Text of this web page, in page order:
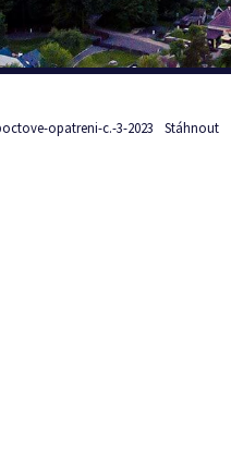
opatreni-c.-3-2023 Stáhnout